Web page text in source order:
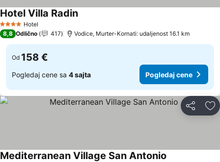
4 ZvezdiceHotel
Hotel Villa RadinPogledaj cene
8,8 Odlično 417 Vodice, Murter-Kornati: udaljenost 16.1 km
Od 158 €
Pogledaj cene sa 4 sajta Pogledaj cene
Deli
Mediterranean Village San Antonio